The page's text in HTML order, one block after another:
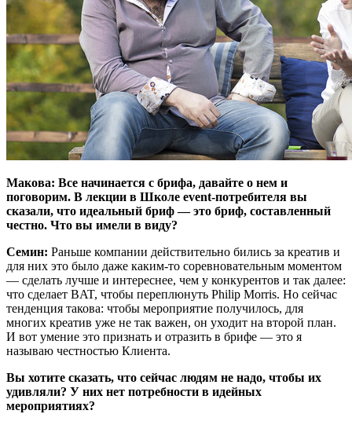
Макова: Все начинается с брифа, давайте о нем и
поговорим. В лекции в Школе event-потребителя вы
сказали, что идеальный бриф — это бриф, составленный
честно. Что вы имели в виду?
Семин: Раньше компании действительно бились за креатив и
для них это было даже каким-то соревновательным моментом
— сделать лучше и интереснее, чем у конкурентов и так далее:
что сделает BAT, чтобы переплюнуть Philip Morris. Но сейчас
тенденция такова: чтобы мероприятие получилось, для
многих креатив уже не так важен, он уходит на второй план.
И вот умение это признать и отразить в брифе — это я
называю честностью Клиента.
Вы хотите сказать, что сейчас людям не надо, чтобы их
удивляли? У них нет потребности в идейных
мероприятиях?